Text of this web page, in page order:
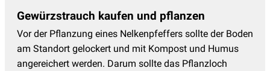
Gewürzstrauch kaufen und pflanzen
Vor der Pflanzung eines Nelkenpfeffers sollte der Boden
am Standort gelockert und mit Kompost und Humus
angereichert werden. Darum sollte das Pflanzloch